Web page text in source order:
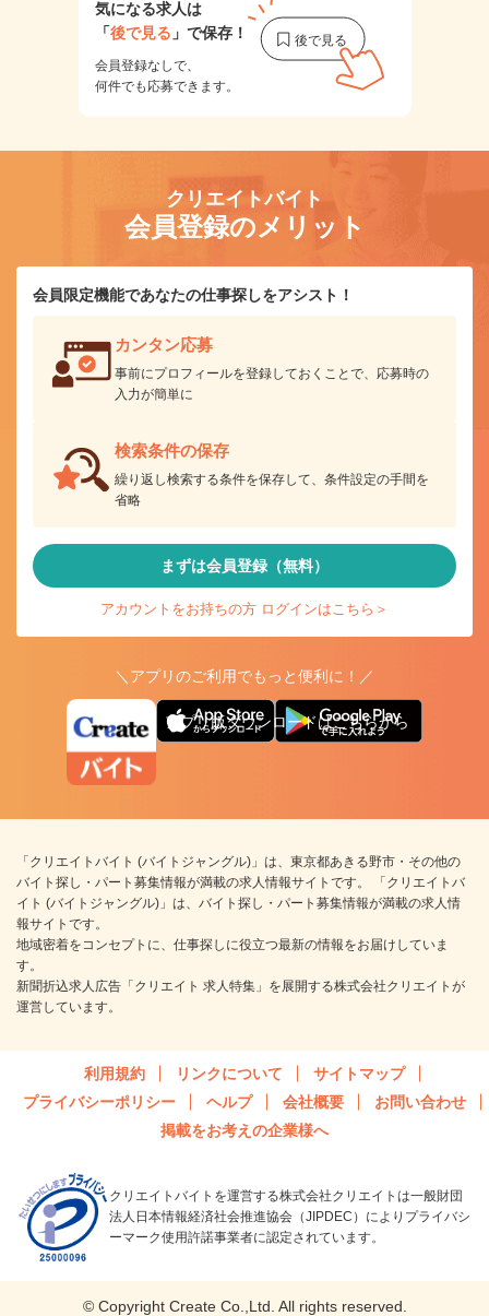
気になる求人は
「後で見る 」で保存！
会員登録なしで、
何件でも応募できます。
クリエイトバイト
会員登録のメリット
会員限定機能であなたの仕事探しをアシスト！
カンタン応募
事前にプロフィールを登録しておくことで、応募時の
入力が簡単に
検索条件の保存
繰り返し検索する条件を保存して、条件設定の手間を
省略
まずは会員登録（無料）
アカウントをお持ちの方 ログインはこちら＞
＼アプリのご利用でもっと便利に！／
アプリ版ダウンロードはこちらから
「クリエイトバイト (バイトジャングル)」は、東京都あきる野市・その他の
バイト探し・パート募集情報が満載の求人情報サイトです。 「クリエイトバ
イト (バイトジャングル)」は、バイト探し・パート募集情報が満載の求人情
報サイトです。
地域密着をコンセプトに、仕事探しに役立つ最新の情報をお届けしていま
す。
新聞折込求人広告「クリエイト 求人特集」を展開する株式会社クリエイトが
運営しています。
利用規約 リンクについて
サイトマップ
プライバシーポリシー
ヘルプ 会社概要
お問い合わせ
掲載をお考えの企業様へ
クリエイトバイトを運営する株式会社クリエイトは一般財団
法人日本情報経済社会推進協会（JIPDEC）によりプライバシ
ーマーク使用許諾事業者に認定されています。
© Copyright Create Co.,Ltd. All rights reserved.